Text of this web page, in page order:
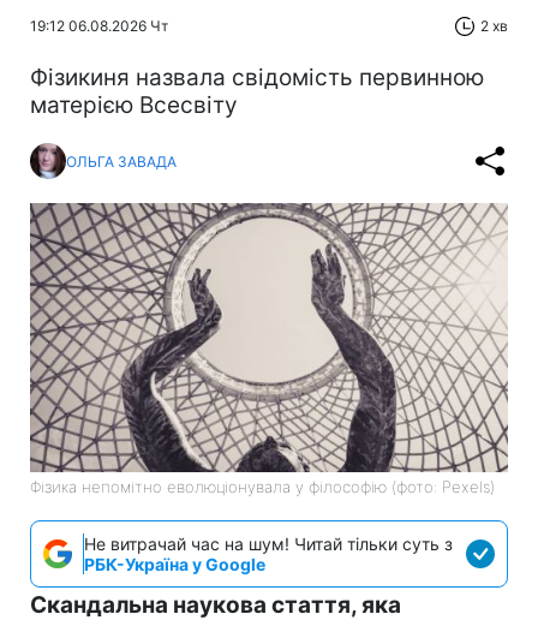
19:12 06.08.2026 Чт 2 хв
Фізикиня назвала свідомість первинною
матерією Всесвіту
ОЛЬГА ЗАВАДА
Фізика непомітно еволюціонувала у філософію (фото: Pexels)
Не витрачай час на шум! Читай тільки суть з
РБК-Україна у Google
Скандальна наукова стаття, яка